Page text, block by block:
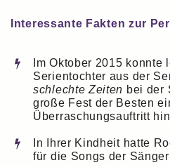
Interessante Fakten zur
Im Oktober 2015
Serientochter aus der
schlechte Zeiten bei der
große Fest der Besten
Überraschungsauftritt
In Ihrer Kindheit hatte
für die Songs der